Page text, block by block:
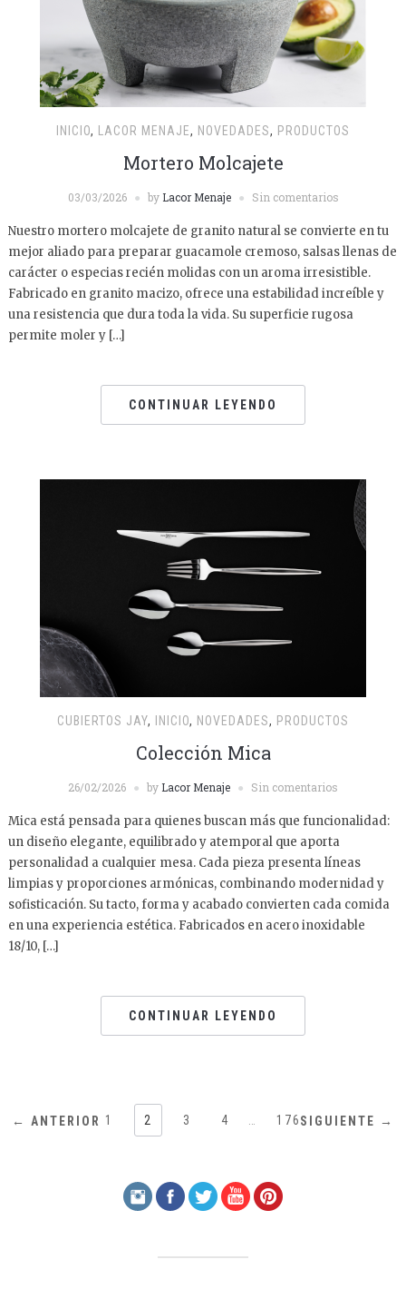
INICIO, LACOR MENAJE, NOVEDADES, PRODUCTOS
Mortero Molcajete
03/03/2026 by Lacor Menaje Sin comentarios
Nuestro mortero molcajete de granito natural se convierte en tu
mejor aliado para preparar guacamole cremoso, salsas llenas de
carácter o especias recién molidas con un aroma irresistible.
Fabricado en granito macizo, ofrece una estabilidad increíble y
una resistencia que dura toda la vida. Su superficie rugosa
permite moler y […]
CONTINUAR LEYENDO
CUBIERTOS JAY, INICIO, NOVEDADES, PRODUCTOS
Colección Mica
26/02/2026 by Lacor Menaje Sin comentarios
Mica está pensada para quienes buscan más que funcionalidad:
un diseño elegante, equilibrado y atemporal que aporta
personalidad a cualquier mesa. Cada pieza presenta líneas
limpias y proporciones armónicas, combinando modernidad y
sofisticación. Su tacto, forma y acabado convierten cada comida
en una experiencia estética. Fabricados en acero inoxidable
18/10, […]
CONTINUAR LEYENDO
← ANTERIOR 1 2 3 4 176SIGUIENTE →